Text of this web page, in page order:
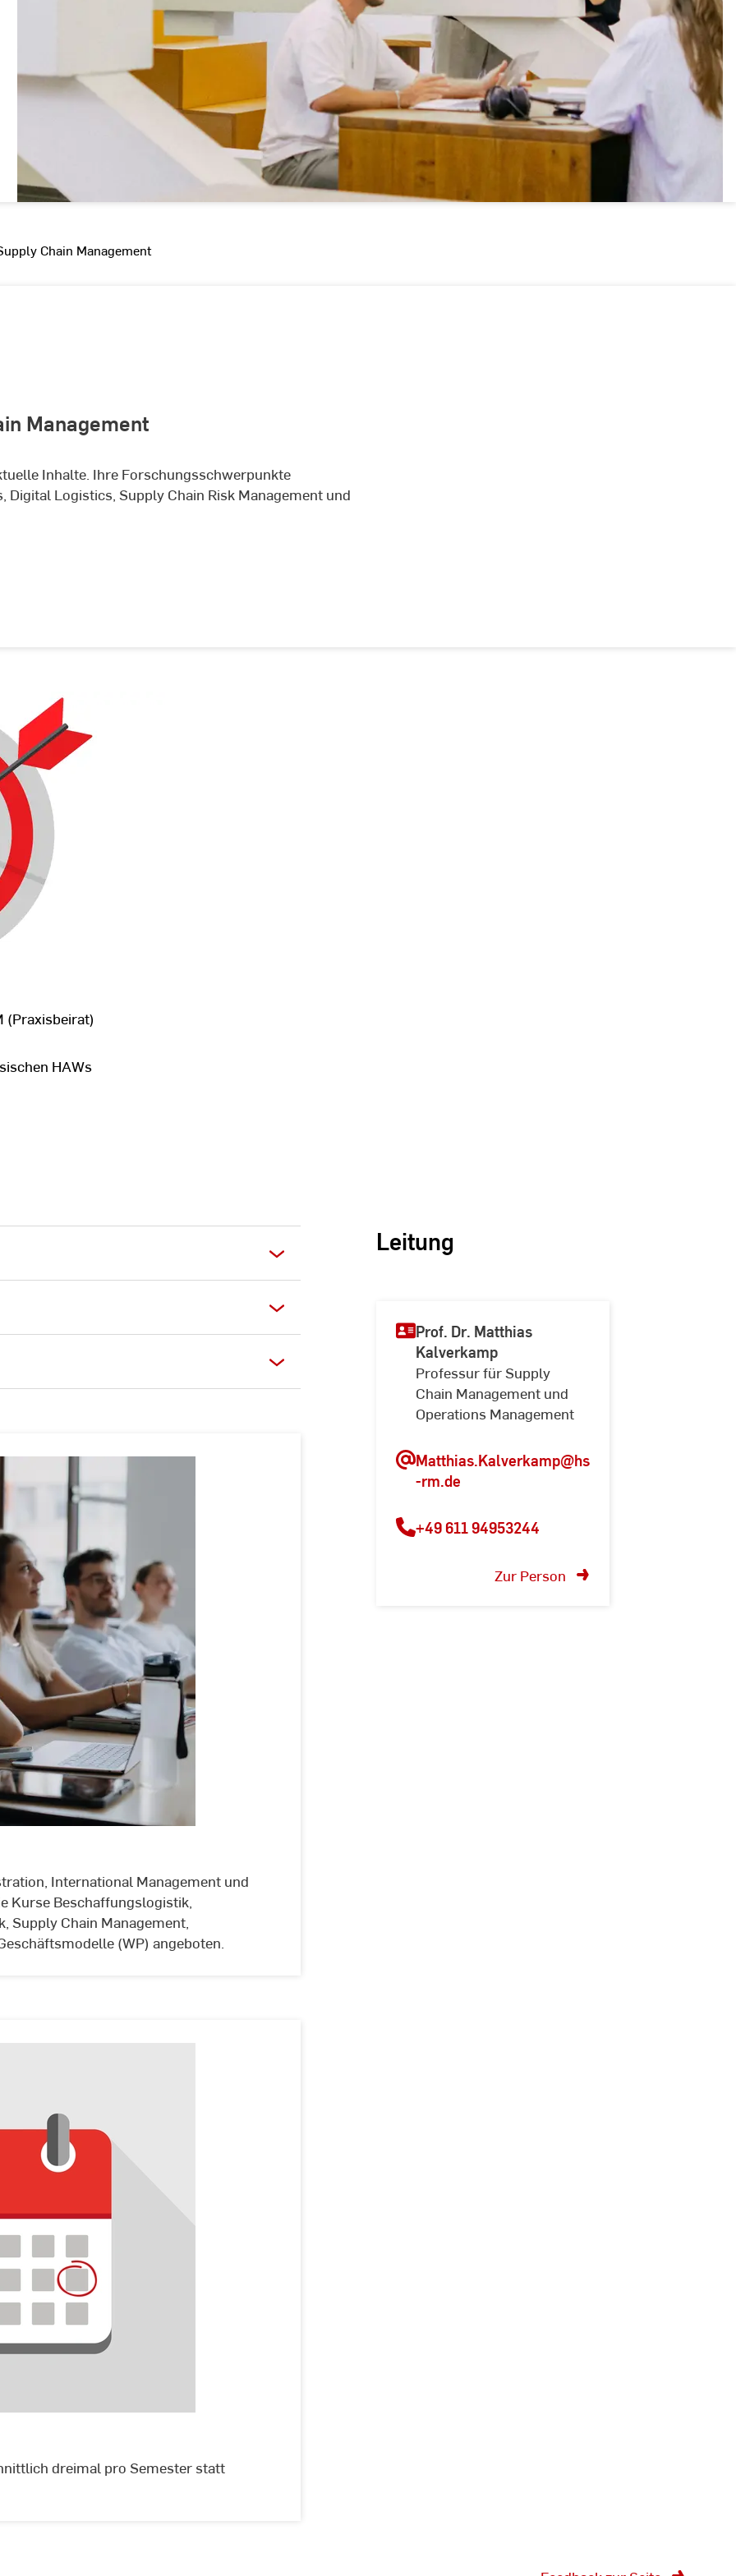
Chain Management
Management
Inhalte. Ihre Forschungsschwerpunkte
Logistics, Supply Chain Risk Management und
(Praxisbeirat)
HAWs
International Management und
Kurse Beschaffungslogistik,
Chain Management,
(WP) angeboten.
Lehre
dreimal pro Semester statt
Treffen
&
Termine
Leitung
Prof. Dr. Matthias
Kalverkamp
Professur für Supply
Chain Management und
Operations Management
Matthias.Kalverkamp@hs
-rm.de
+49 611 94953244
Zur Person